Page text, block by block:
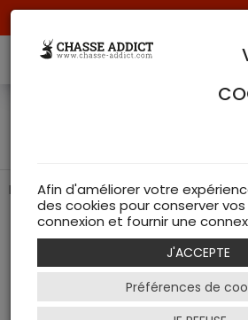
Veste Woodcock
Elégance et performance pour la
Afin d'améliorer votre
des cookies pour conserver
connexion et fournir une
J'ACCEPTE
Préférences de